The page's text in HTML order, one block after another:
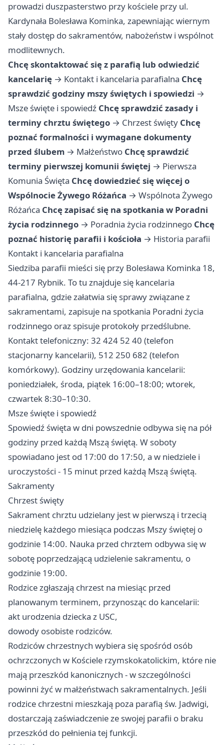
prowadzi duszpasterstwo przy kościele przy ul.
Kardynała Bolesława Kominka, zapewniając wiernym
stały dostęp do sakramentów, nabożeństw i wspólnot
modlitewnych.
Chcę skontaktować się z parafią lub odwiedzić
kancelarię → Kontakt i kancelaria parafialna Chcę
sprawdzić godziny mszy świętych i spowiedzi →
Msze święte i spowiedź Chcę sprawdzić zasady i
terminy chrztu świętego → Chrzest święty Chcę
poznać formalności i wymagane dokumenty
przed ślubem → Małżeństwo Chcę sprawdzić
terminy pierwszej komunii świętej → Pierwsza
Komunia Święta Chcę dowiedzieć się więcej o
Wspólnocie Żywego Różańca → Wspólnota Żywego
Różańca Chcę zapisać się na spotkania w Poradni
życia rodzinnego → Poradnia życia rodzinnego Chcę
poznać historię parafii i kościoła → Historia parafii
Kontakt i kancelaria parafialna
Siedziba parafii mieści się przy Bolesława Kominka 18,
44-217 Rybnik. To tu znajduje się kancelaria
parafialna, gdzie załatwia się sprawy związane z
sakramentami, zapisuje na spotkania Poradni życia
rodzinnego oraz spisuje protokoły przedślubne.
Kontakt telefoniczny: 32 424 52 40 (telefon
stacjonarny kancelarii), 512 250 682 (telefon
komórkowy). Godziny urzędowania kancelarii:
poniedziałek, środa, piątek 16:00–18:00; wtorek,
czwartek 8:30–10:30.
Msze święte i spowiedź
Spowiedź święta w dni powszednie odbywa się na pół
godziny przed każdą Mszą świętą. W soboty
spowiadano jest od 17:00 do 17:50, a w niedziele i
uroczystości - 15 minut przed każdą Mszą świętą.
Sakramenty
Chrzest święty
Sakrament chrztu udzielany jest w pierwszą i trzecią
niedzielę każdego miesiąca podczas Mszy świętej o
godzinie 14:00. Nauka przed chrztem odbywa się w
sobotę poprzedzającą udzielenie sakramentu, o
godzinie 19:00.
Rodzice zgłaszają chrzest na miesiąc przed
planowanym terminem, przynosząc do kancelarii:
akt urodzenia dziecka z USC,
dowody osobiste rodziców.
Rodziców chrzestnych wybiera się spośród osób
ochrzczonych w Kościele rzymskokatolickim, które nie
mają przeszkód kanonicznych - w szczególności
powinni żyć w małżeństwach sakramentalnych. Jeśli
rodzice chrzestni mieszkają poza parafią św. Jadwigi,
dostarczają zaświadczenie ze swojej parafii o braku
przeszkód do pełnienia tej funkcji.